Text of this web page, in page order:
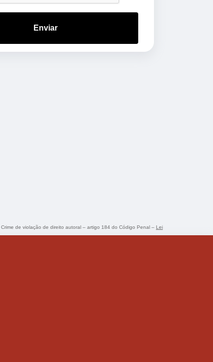
Enviar
de violação de direito autoral – artigo 184 do Código Penal – Lei